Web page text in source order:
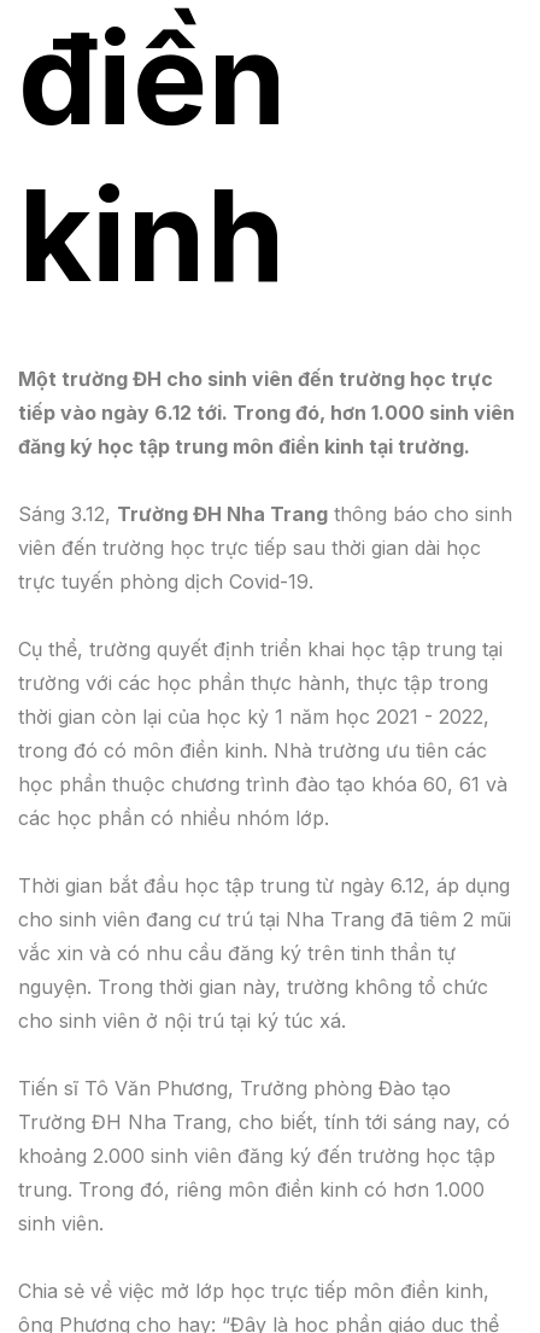
điền
kinh
Một trường ĐH cho sinh viên đến trường học trực
tiếp vào ngày 6.12 tới. Trong đó, hơn 1.000 sinh viên
đăng ký học tập trung môn điền kinh tại trường.
Sáng 3.12, Trường ĐH Nha Trang thông báo cho sinh
viên đến trường học trực tiếp sau thời gian dài học
trực tuyến phòng dịch Covid-19.
Cụ thể, trường quyết định triển khai học tập trung tại
trường với các học phần thực hành, thực tập trong
thời gian còn lại của học kỳ 1 năm học 2021 - 2022,
trong đó có môn điền kinh. Nhà trường ưu tiên các
học phần thuộc chương trình đào tạo khóa 60, 61 và
các học phần có nhiều nhóm lớp.
Thời gian bắt đầu học tập trung từ ngày 6.12, áp dụng
cho sinh viên đang cư trú tại Nha Trang đã tiêm 2 mũi
vắc xin và có nhu cầu đăng ký trên tinh thần tự
nguyện. Trong thời gian này, trường không tổ chức
cho sinh viên ở nội trú tại ký túc xá.
Tiến sĩ Tô Văn Phương, Trưởng phòng Đào tạo
Trường ĐH Nha Trang, cho biết, tính tới sáng nay, có
khoảng 2.000 sinh viên đăng ký đến trường học tập
trung. Trong đó, riêng môn điền kinh có hơn 1.000
sinh viên.
Chia sẻ về việc mở lớp học trực tiếp môn điền kinh,
ông Phương cho hay: “Đây là học phần giáo dục thể